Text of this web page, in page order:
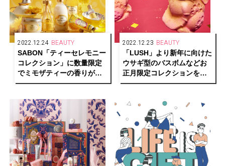
2022.12.24 BEAUTY
SABON「ティーセレモニー
コレクション」に数量限定
でミモザティーの香りが登
場
2022.12.23 BEAUTY
「LUSH」より新年に向けた
ウサギ型のバスボムなどお
正月限定コレクションを発
売